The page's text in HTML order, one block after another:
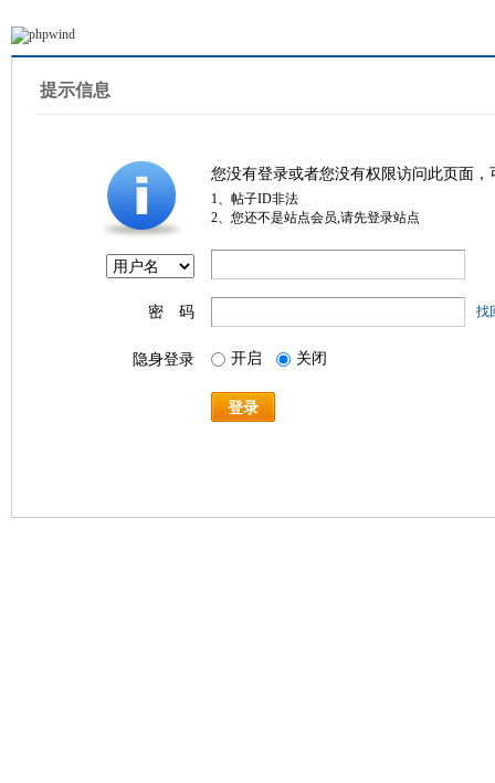
提示信息
您没有登录或者您没有权限访问此页面
1、帖子ID非法
2、您还不是站点会员,请先登录站点
密 码 找
隐身登录 开启 关闭
登录